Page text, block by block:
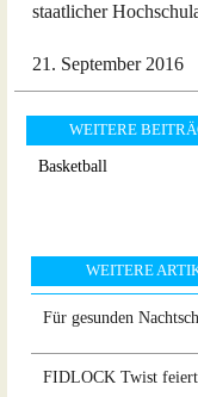
staatlicher
21. September 2016
WEITERE
Basketball
WEITERE
Für gesunden
FIDLOCK Twist feiert